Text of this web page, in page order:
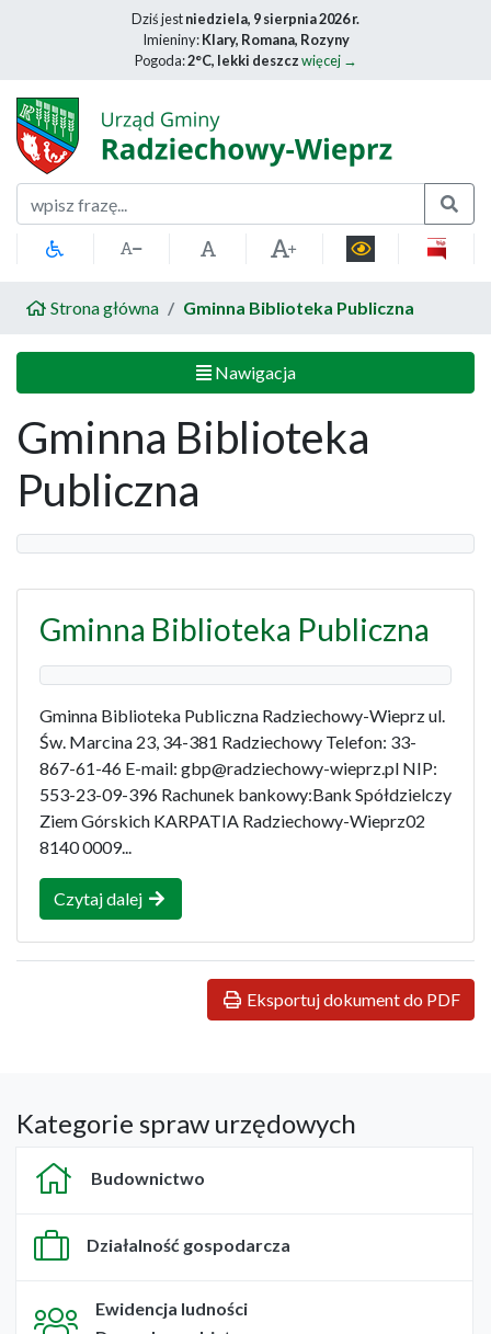
Dziś jestniedziela, 9 sierpnia 2026 r.
Imieniny:Klary, Romana, Rozyny
Pogoda:2°C, lekki deszczwięcej →
Szukaj
Strona główna Gminna Biblioteka Publiczna
Nawigacja
Gminna Biblioteka
Publiczna
Gminna Biblioteka Publiczna
Gminna Biblioteka Publiczna Radziechowy-Wieprz ul.
Św. Marcina 23, 34-381 Radziechowy Telefon: 33-
867-61-46 E-mail: gbp@radziechowy-wieprz.pl NIP:
553-23-09-396 Rachunek bankowy:Bank Spółdzielczy
Ziem Górskich KARPATIA Radziechowy-Wieprz02
8140 0009...
Czytaj dalej
Eksportuj dokument do PDF
Kategorie spraw urzędowych
Budownictwo
Działalność gospodarcza
Ewidencja ludności